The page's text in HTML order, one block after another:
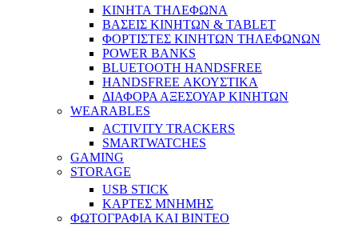
ΚΙΝΗΤΑ ΤΗΛΕΦΩΝΑ
ΒΑΣΕΙΣ ΚΙΝΗΤΩΝ & TABLET
ΦΟΡΤΙΣΤΕΣ ΚΙΝΗΤΩΝ ΤΗΛΕΦΩΝΩΝ
POWER BANKS
BLUETOOTH HANDSFREE
HANDSFREE ΑΚΟΥΣΤΙΚΑ
ΔΙΑΦΟΡΑ ΑΞΕΣΟΥΑΡ ΚΙΝΗΤΩΝ
WEARABLES
ACTIVITY TRACKERS
SMARTWATCHES
GAMING
STORAGE
USB STICK
ΚΑΡΤΕΣ ΜΝΗΜΗΣ
ΦΩΤΟΓΡΑΦΙΑ ΚΑΙ ΒΙΝΤΕΟ